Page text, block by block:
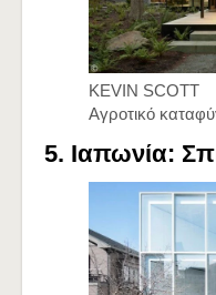
KEVIN SCOTT
Αγροτικό
5. Ιαπωνία: